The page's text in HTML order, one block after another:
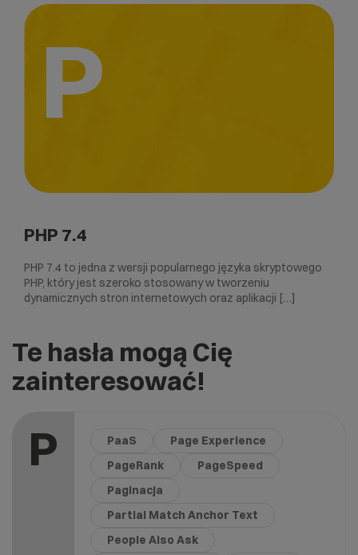
P
PHP 7.4
PHP 7.4 to jedna z wersji popularnego języka skryptowego
PHP, który jest szeroko stosowany w tworzeniu
dynamicznych stron internetowych oraz aplikacji […]
Te hasła mogą Cię
zainteresować!
P PaaS
Page Experience
PageRank
PageSpeed
Paginacja
Partial Match Anchor Text
People Also Ask